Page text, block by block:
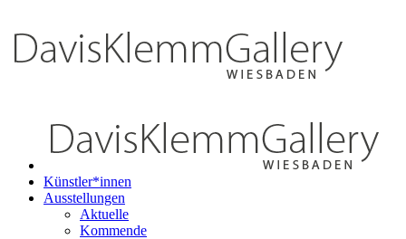
Künstler*innen
Ausstellungen
Aktuelle
Kommende